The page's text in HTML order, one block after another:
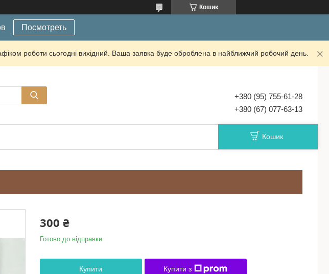
Кошик
Посмотреть
роботи сьогодні вихідний. Ваша заявка буде оброблена в найближчий робочий день.
+380 (95) 755-61-28
+380 (67) 077-63-13
Кошик
300 ₴
Готово до відправки
Купити Купити з